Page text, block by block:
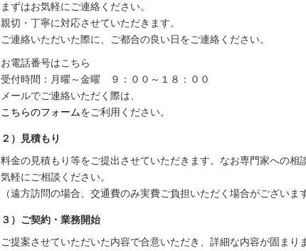
まずはお気軽にご連絡ください。
親切・丁寧に対応させていただきます。
ご連絡いただいた際に、ご都合の良い日をご連絡ください。
お電話番号はこちら
受付時間：月曜～金曜 ９：００～１８：００
メールでご連絡いただく際は、
こちらのフォームをご利用ください。
２）見積もり
料金の見積もり等をご提出させていただきます。なお専門家への
気軽にご相談ください。
（遠方訪問の場合、交通費のみ実費ご負担いただく場合がございま
３）ご契約・業務開始
ご提案させていただいた内容で合意いただき、詳細な内容が固まり